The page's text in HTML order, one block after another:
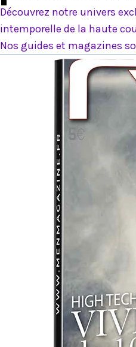
Découvrez notre univers
intemporelle de la haute
Nos guides et magazines